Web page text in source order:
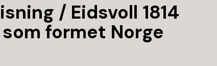
/ Eidsvoll 1814
formet Norge